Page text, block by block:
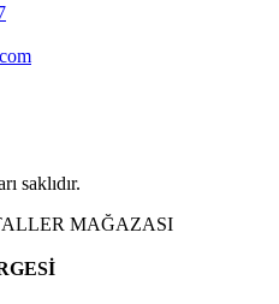
saklıdır.
MAĞAZASI